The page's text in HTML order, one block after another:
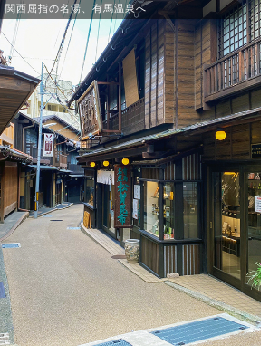
関西屈指の名湯、有馬温泉へ